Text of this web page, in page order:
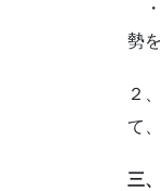
・
勢
２
て
三